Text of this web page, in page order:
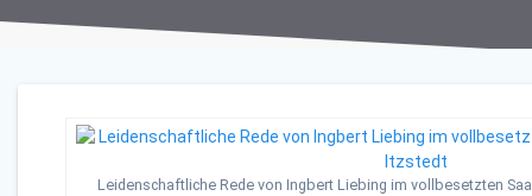
Leidenschaftliche Rede von Ingbert Liebing im vollbesetzten